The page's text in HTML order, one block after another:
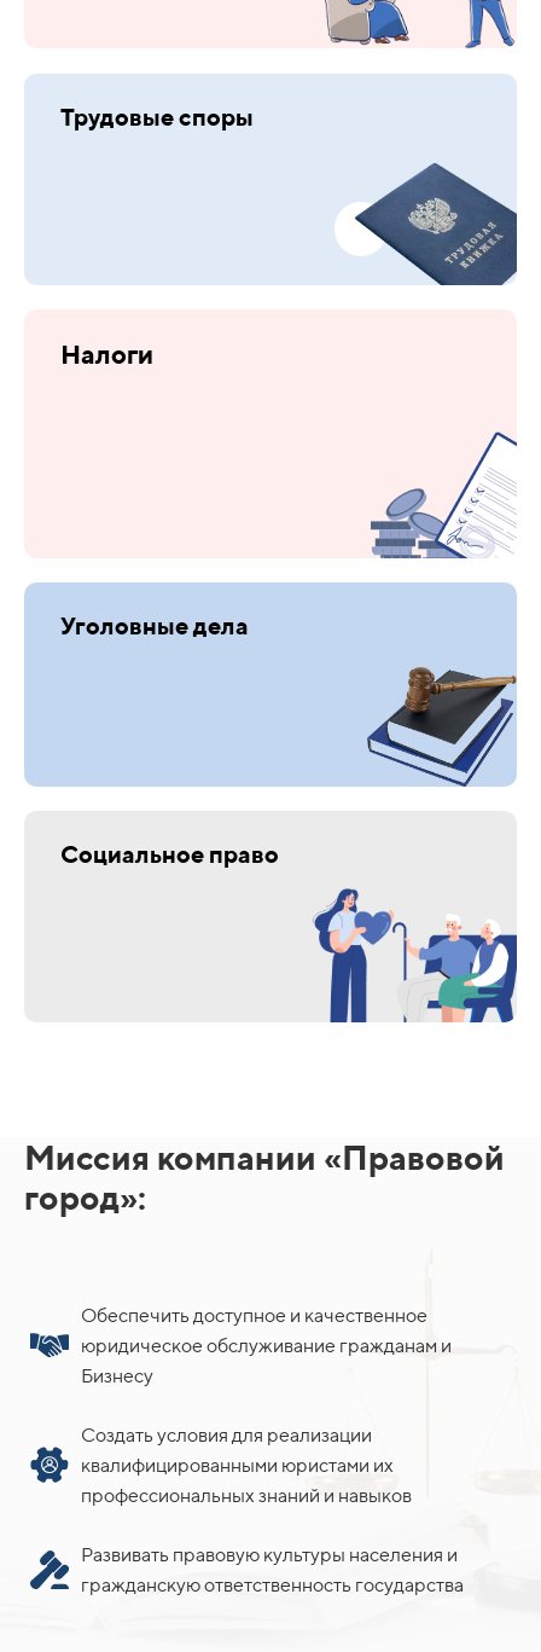
Трудовые споры
Налоги
Уголовные дела
Социальное право
Миссия компании «Правовой
город»:
Обеспечить доступное и качественное
юридическое обслуживание гражданам и
Бизнесу
Создать условия для реализации
квалифицированными юристами их
профессиональных знаний и навыков
Развивать правовую культуры населения и
гражданскую ответственность государства